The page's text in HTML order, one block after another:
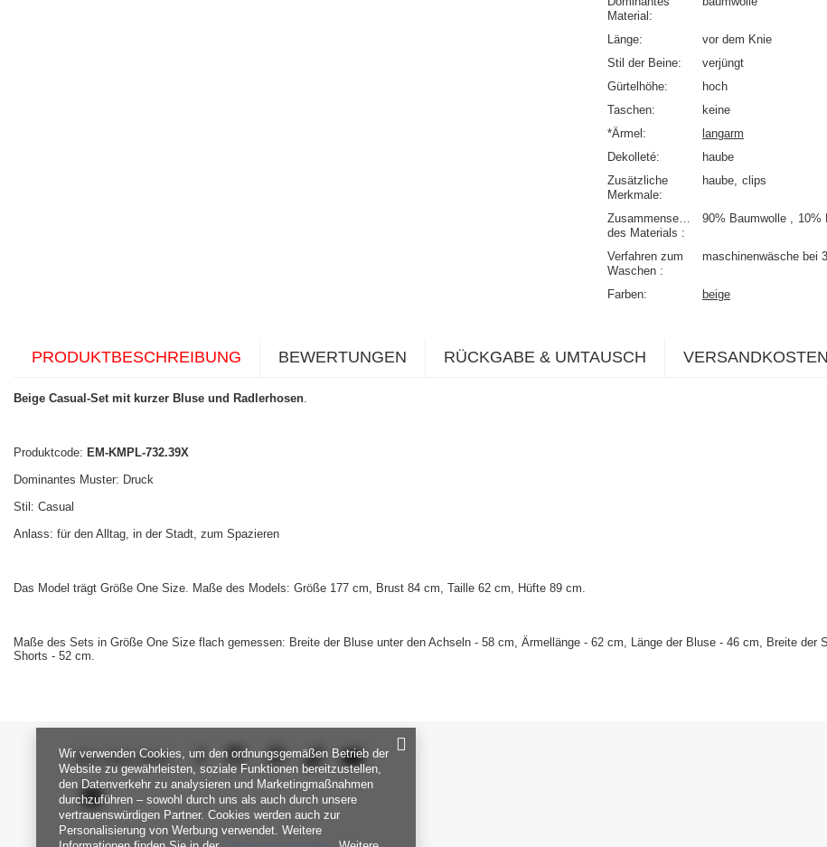
Material
Länge
vor dem Knie
Stil der Beine
verjüngt
Gürtelhöhe
hoch
Taschen
keine
*Ärmel
langarm
Dekolleté
haube
Zusätzliche
Merkmale
haube clips
Zusammensetzung
des Materials
90% Baumwolle 10%
Verfahren zum
Waschen
maschinenwäsche bei
Farben beige
PRODUKTBESCHREIBUNG BEWERTUNGEN RÜCKGABE & UMTAUSCH VERSANDKOSTEN
Beige Casual-Set mit kurzer Bluse und Radlerhosen
Produktcode: EM-KMPL-732.39X
Dominantes Muster: Druck
Stil: Casual
Anlass: für den Alltag, in der Stadt, zum Spazieren
Das Model trägt Größe One Size. Maße des Models: Größe 177 cm, Brust 84 cm, Taille 62 cm, Hüfte 89 cm.
Maße des Sets in Größe One Size flach gemessen: Breite der Bluse unter den Achseln - 58 cm, Ärmellänge - 62 cm, Länge der Bluse - 46 cm, Breite der
Shorts - 52 cm.
SEI UNS NAH
Wir verwenden Cookies, um den ordnungsgemäßen Betrieb der
Website zu gewährleisten, soziale Funktionen bereitzustellen,
den Datenverkehr zu analysieren und Marketingmaßnahmen
durchzuführen – sowohl durch uns als auch durch unsere
vertrauenswürdigen Partner. Cookies werden auch zur
Personalisierung von Werbung verwendet. Weitere